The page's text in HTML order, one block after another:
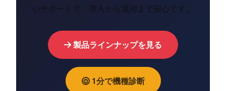
いサポートで、導入から運用まで安心です。
製品ラインナップを見る
1分で機種診断